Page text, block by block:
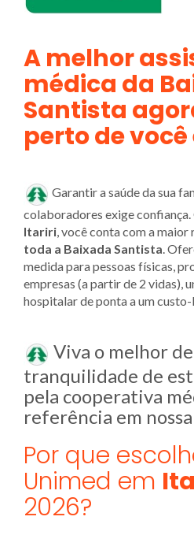
A melhor
médica da
Santista
perto de
Garantir a saúde da sua
colaboradores exige confiança.
Itariri, você conta com a
toda a Baixada Santista.
medida para pessoas físicas,
empresas (a partir de 2 vidas),
hospitalar de ponta a um
Viva o melhor de
tranquilidade de
pela cooperativa
referência em
Por que
Unimed em
2026?